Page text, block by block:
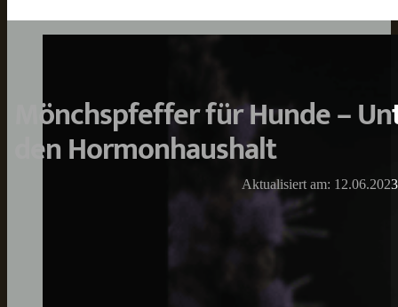
Mönchspfeffer für Hunde –
den Hormonhaushalt
Aktualisiert am: 12.06.2023